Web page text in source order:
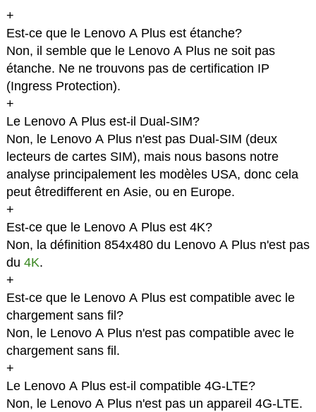
+
Est-ce que le Lenovo A Plus est étanche?
Non, il semble que le Lenovo A Plus ne soit pas
étanche. Ne ne trouvons pas de certification IP
(Ingress Protection).
+
Le Lenovo A Plus est-il Dual-SIM?
Non, le Lenovo A Plus n'est pas Dual-SIM (deux
lecteurs de cartes SIM), mais nous basons notre
analyse principalement les modèles USA, donc cela
peut êtredifferent en Asie, ou en Europe.
+
Est-ce que le Lenovo A Plus est 4K?
Non, la définition 854x480 du Lenovo A Plus n'est pas
du 4K.
+
Est-ce que le Lenovo A Plus est compatible avec le
chargement sans fil?
Non, le Lenovo A Plus n'est pas compatible avec le
chargement sans fil.
+
Le Lenovo A Plus est-il compatible 4G-LTE?
Non, le Lenovo A Plus n'est pas un appareil 4G-LTE.